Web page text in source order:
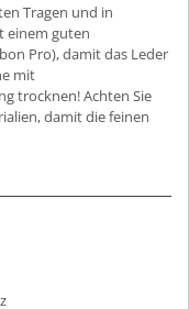
Tragen und in
einem guten
Pro), damit das Leder
mit
trocknen! Achten Sie
damit die feinen